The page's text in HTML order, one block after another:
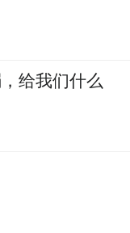
给我们什么